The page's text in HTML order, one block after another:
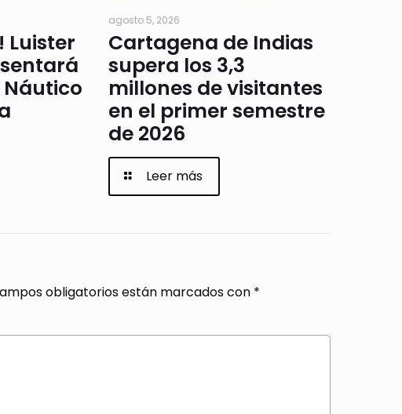
Luister
Náutico
agosto 5, 2026
Cartagena de Indias
supera los 3,3
millones de visitantes
en el primer semestre
de 2026
Leer más
obligatorios están marcados con *